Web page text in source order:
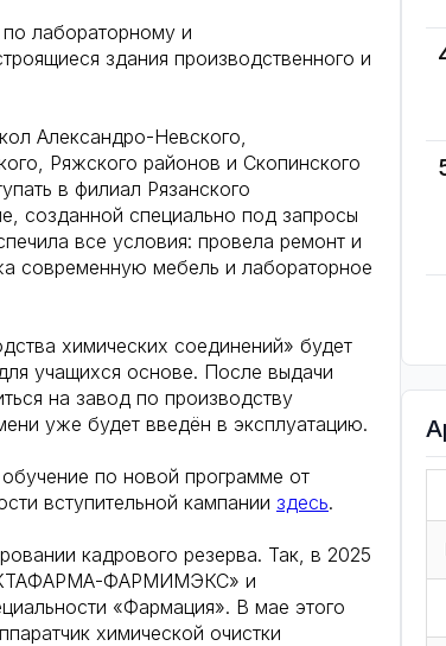
лабораторному и
здания производственного и
Александро-Невского,
Ряжского районов и Скопинского
в филиал Рязанского
созданной специально под запросы
все условия: провела ремонт и
современную мебель и лабораторное
химических соединений» будет
учащихся основе. После выдачи
на завод по производству
уже будет введён в эксплуатацию.
по новой программе от
вступительной кампании здесь.
кадрового резерва. Так, в 2025
ФАРМИМЭКС» и
«Фармация». В мае этого
химической очистки